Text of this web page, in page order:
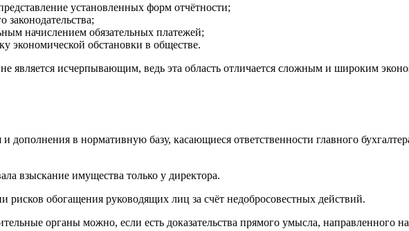
установленных форм отчётности;
законодательства;
начислением обязательных платежей;
экономической обстановки в обществе.
является исчерпывающим, ведь эта область отличается сложным и широким
дополнения в нормативную базу, касающиеся ответственности главного
взыскание имущества только у директора.
обогащения руководящих лиц за счёт недобросовестных действий.
органы можно, если есть доказательства прямого умысла, направленного